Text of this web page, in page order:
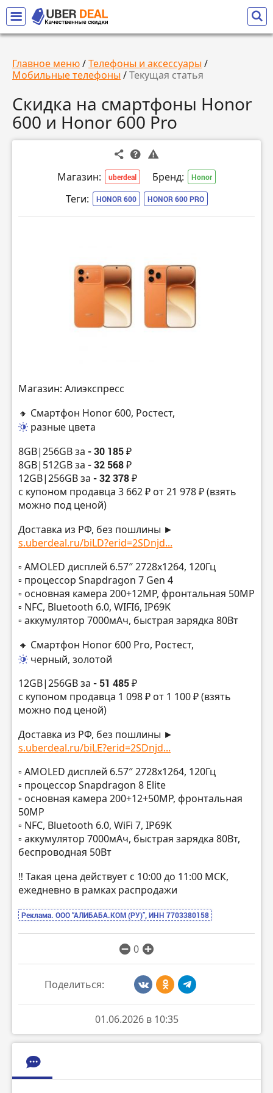
Главное меню/Телефоны и аксессуары /
Мобильные телефоны /Текущая статья
Скидка на смартфоны Honor
600 и Honor 600 Pro
Магазин: uberdeal Бренд: Honor
Теги: HONOR 600 HONOR 600 PRO
Магазин: Алиэкспресс
🔸 Смартфон Honor 600, Ростест,
разные цвета
8GB|256GB за - 30 185 ₽
8GB|512GB за - 32 568 ₽
12GB|256GB за - 32 378 ₽
с купоном продавца 3 662 ₽ от 21 978 ₽ (взять
можно под ценой)
Доставка из РФ, без пошлины ►
s.uberdeal.ru/biLD?erid=2SDnjd...
▫️ AMOLED дисплей 6.57″ 2728х1264, 120Гц
▫️ процессор Snapdragon 7 Gen 4
▫️ основная камера 200+12MP, фронтальная 50MP
▫️ NFC, Bluetooth 6.0, WIFI6, IP69K
▫️ аккумулятор 7000мАч, быстрая зарядка 80Вт
🔸 Смартфон Honor 600 Pro, Ростест,
черный, золотой
12GB|256GB за - 51 485 ₽
с купоном продавца 1 098 ₽ от 1 100 ₽ (взять
можно под ценой)
Доставка из РФ, без пошлины ►
s.uberdeal.ru/biLE?erid=2SDnjd...
▫️ AMOLED дисплей 6.57″ 2728х1264, 120Гц
▫️ процессор Snapdragon 8 Elite
▫️ основная камера 200+12+50MP, фронтальная
50MP
▫️ NFC, Bluetooth 6.0, WiFi 7, IP69K
▫️ аккумулятор 7000мАч, быстрая зарядка 80Вт,
беспроводная 50Вт
‼️ Такая цена действует с 10:00 до 11:00 МСК,
ежедневно в рамках распродажи
Реклама. ООО “АЛИБАБА.КОМ (РУ)”, ИНН 7703380158
0
Поделиться:
01.06.2026 в 10:35